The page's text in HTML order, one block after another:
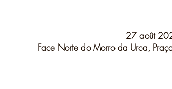
27 août
Face Norte do Morro da Urca,